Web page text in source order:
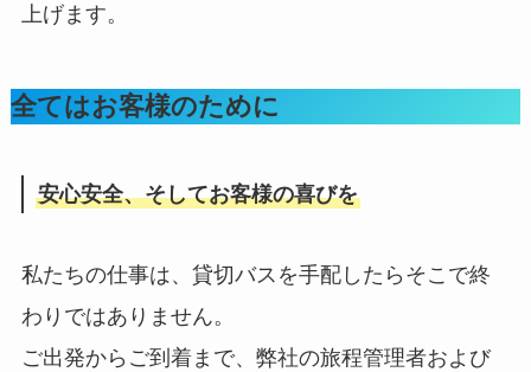
上げます。
全てはお客様のために
安心安全、そしてお客様の喜びを
私たちの仕事は、貸切バスを手配したらそこで終
わりではありません。
ご出発からご到着まで、弊社の旅程管理者および